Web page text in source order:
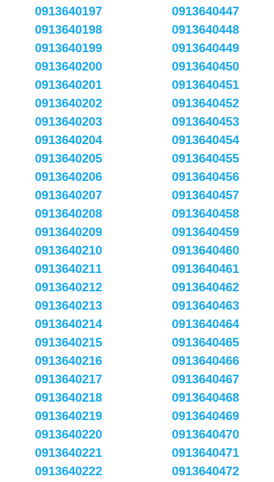
0913640197
0913640198
0913640199
0913640200
0913640201
0913640202
0913640203
0913640204
0913640205
0913640206
0913640207
0913640208
0913640209
0913640210
0913640211
0913640212
0913640213
0913640214
0913640215
0913640216
0913640217
0913640218
0913640219
0913640220
0913640221
0913640222
0913640447
0913640448
0913640449
0913640450
0913640451
0913640452
0913640453
0913640454
0913640455
0913640456
0913640457
0913640458
0913640459
0913640460
0913640461
0913640462
0913640463
0913640464
0913640465
0913640466
0913640467
0913640468
0913640469
0913640470
0913640471
0913640472